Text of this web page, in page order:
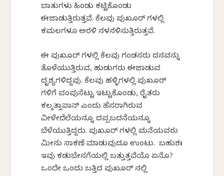
ಬಾತುಗಳು ಹಿಂಡು ಕಟ್ಟಿಕೊಂಡು
ಈಜಾಡುತ್ತಿರುತ್ತವೆ. ಕೆಲವು ಪುಖೂರ್ ಗಳಲ್ಲಿ
ಕಮಲಗಳೂ ಅರಳಿ ನಳನಳಿಸುತ್ತಿರುತ್ತವೆ.
ಈ ಪುಖೂರ್ ಗಳಲ್ಲಿ ಕೆಲವು ಗಂಡಸರು ದನವನ್ನು
ತೊಳೆಯುತ್ತಿರುವ, ಹುಡುಗರು ಈಜಾಡುವ
ದೃಶ್ಯಗಳಿದ್ದವು. ಕೆಲವು ಹಳ್ಳಿಗಳಲ್ಲಿ ಪುಖೂರ್
ಗಳಿಗೆ ಪಂಪುಸೆಟ್ಟು ಇಟ್ಟುಕೊಂಡು, ರೈತರು
ಕಲ್ಕತ್ತಾಪಾನ್ ಎಂದು ಹೆಸರಾಗಿರುವ
ವೀಳೇದೆಲೆಯನ್ನೂ ದಪ್ಪಬದನೆಯನ್ನೂ
ಬೆಳೆಯುತ್ತಿದ್ದರು. ಪುಖೂರ್ ಗಳಲ್ಲಿ ಮನೆಯವರು
ಮೀನು ಸಾಕಣೆ ಮಾಡುವುದೂ ಉಂಟು. ಬಹುಶಃ
ಇವು ಕಡುಬೇಸಗೆಯಲ್ಲಿ ಬತ್ತುತ್ತವೆಯೊ ಏನೊ?
ಒಂದೇ ಒಂದು ಬತ್ತಿದ ಪುಖೂರ್ ನಲ್ಲಿ